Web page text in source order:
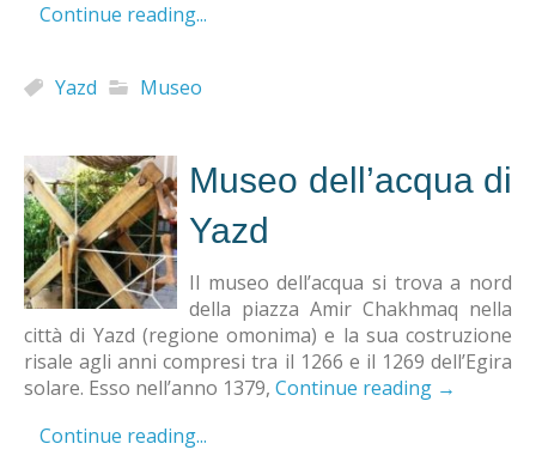
Continue reading...
Yazd Museo
Museo dell’acqua di
Yazd
Il museo dell’acqua si trova a nord
della piazza Amir Chakhmaq nella
città di Yazd (regione omonima) e la sua costruzione
risale agli anni compresi tra il 1266 e il 1269 dell’Egira
solare. Esso nell’anno 1379, Continue reading →
Continue reading...